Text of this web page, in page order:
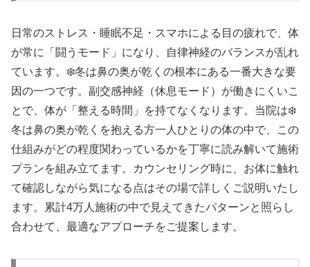
日常のストレス・睡眠不足・スマホによる目の疲れで、体
が常に「闘うモード」になり、自律神経のバランスが乱れ
ています。❄️冬は鼻の奥が乾くの根本にある一番大きな要
因の一つです。副交感神経（休息モード）が働きにくいこ
とで、体が「整える時間」を持てなくなります。当院は❄️
冬は鼻の奥が乾くを抱える方一人ひとりの体の中で、この
仕組みがどの程度関わっているかを丁寧に読み解いて施術
プランを組み立てます。カウンセリング時に、お体に触れ
て確認しながら気になる点はその場で詳しくご説明いたし
ます。累計4万人施術の中で見えてきたパターンと照らし
合わせて、最適なアプローチをご提案します。